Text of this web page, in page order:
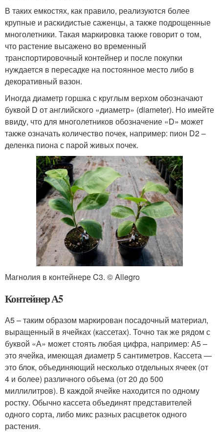
В таких емкостях, как правило, реализуются более
крупные и раскидистые саженцы, а также подрощенные
многолетники. Такая маркировка также говорит о том,
что растение высажено во временный
транспортировочный контейнер и после покупки
нуждается в пересадке на постоянное место либо в
декоративный вазон.
Иногда диаметр горшка с круглым верхом обозначают
буквой D от английского «диаметр» (diameter). Но имейте
ввиду, что для многолетников обозначение «D» может
также означать количество почек, например: пион D2 –
деленка пиона с парой живых почек.
Магнолия в контейнере C3. © Allegro
Контейнер А5
А5 – таким образом маркирован посадочный материал,
выращенный в ячейках (кассетах). Точно так же рядом с
буквой «А» может стоять любая цифра, например: А5 –
это ячейка, имеющая диаметр 5 сантиметров. Кассета —
это блок, объединяющий несколько отдельных ячеек (от
4 и более) различного объема (от 20 до 500
миллилитров). В каждой ячейке находится по одному
ростку. Обычно кассета объединят представителей
одного сорта, либо микс разных расцветок одного
растения.